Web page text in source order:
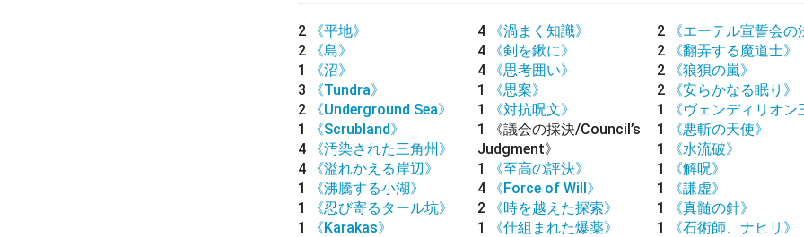
2
《平地》
2
《島》
1
《沼》
3
《Tundra》
2
《Underground Sea》
1
《Scrubland》
4
《汚染された三角州》
4
《溢れかえる岸辺》
1
《沸騰する小湖》
1
《忍び寄るタール坑》
1
《Karakas》
4
《渦まく知識》
4
《剣を鍬に》
4
《思考囲い》
1
《思案》
1
《対抗呪文》
1
《議会の採決/Council’s
Judgment》
1
《至高の評決》
4
《Force of Will》
2
《時を越えた探索》
1
《仕組まれた爆薬》
2
《エーテル宣誓会
2
《翻弄する魔道士》
2
《狼狽の嵐》
2
《安らかなる眠り》
1
《ヴェンディリオ
1
《悪斬の天使》
1
《水流破》
1
《解呪》
1
《謙虚》
1
《真髄の針》
1
《石術師、ナヒリ》